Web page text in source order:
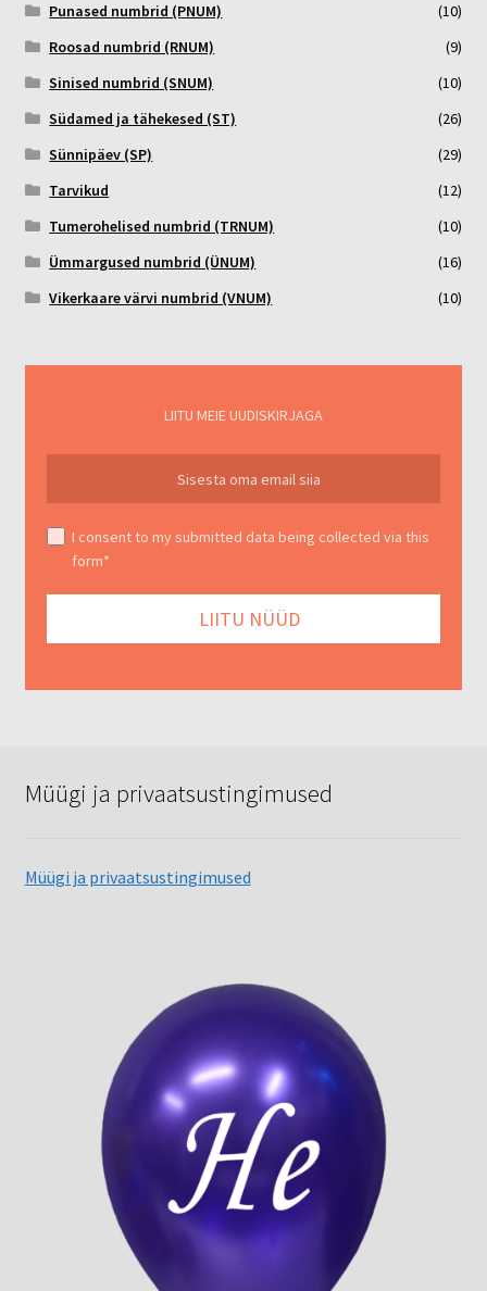
Punased numbrid (PNUM)
(10)
Roosad numbrid (RNUM)
(9)
Sinised numbrid (SNUM)
(10)
Südamed ja tähekesed (ST)
(26)
Sünnipäev (SP)
(29)
Tarvikud
(12)
Tumerohelised numbrid (TRNUM)
(10)
Ümmargused numbrid (ÜNUM)
(16)
Vikerkaare värvi numbrid (VNUM)
(10)
LIITU MEIE UUDISKIRJAGA
I consent to my submitted data being collected via this
form*
Müügi ja privaatsustingimused
Müügi ja privaatsustingimused